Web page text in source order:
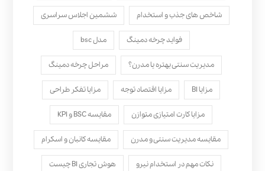
شاخص های جذب و استخدام ششمین اجلاس سراسری
فواید چرخه دمینگ مدل bsc
مدیریت سنتی بهتره یا مدرن؟ مراحل چرخه دمینگ
مزایا BI مزایا اقتصاد توجه مزایا تفکر طراحی
مزایا کارت امتیازی متوازن مقایسه BSC و KPI
مقایسه مدیریت سنتی و مدرن مقایسه کانبان و اسکرام
نکات مهم در استخدام نیرو هوش تجاری BI چیست